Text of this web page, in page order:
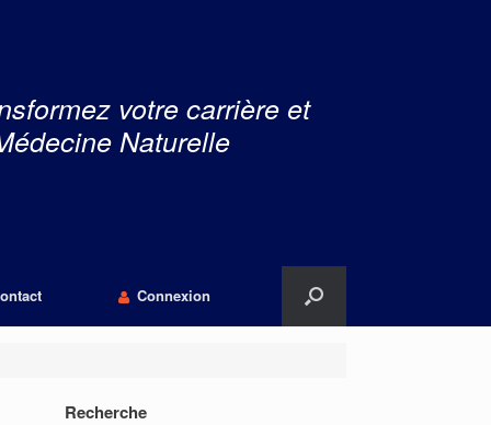
votre carrière et
Naturelle
Connexion
Recherche